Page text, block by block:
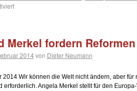
Merkel fordern Reformen
2014 von Dieter Neumann
2014 Wir können die Welt nicht ändern, aber
erforderlich. Angela Merkel stellt für den